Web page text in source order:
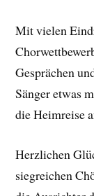
Mit vielen
Gesprächen
Sänger etwas
die Heimreise
Herzlichen
siegreichen